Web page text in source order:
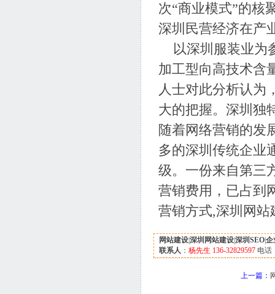
次“商业模式”的核
深圳民营经济在产
以深圳服装业为
加工型向高技术含
人士对此分析认为
大的把握。深圳独
随着网络营销的发
多的深圳传统企业
级。一份来自第三
营销费用，已占到
营销方式,深圳网站
网站建设深圳网站建设深圳SEO企
联系人 ： 杨先生 136-32829597 电话
上一篇：